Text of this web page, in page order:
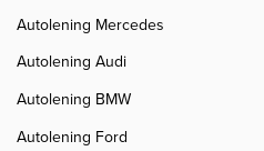
Autolening Mercedes
Autolening Audi
Autolening BMW
Autolening Ford